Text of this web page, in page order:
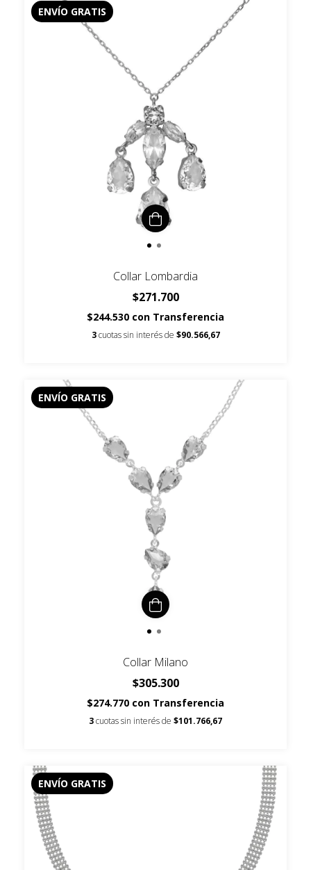
ENVÍO GRATIS
Collar Lombardia
$271.700
$244.530 con Transferencia
3 cuotas sin interés de $90.566,67
ENVÍO GRATIS
Collar Milano
$305.300
$274.770 con Transferencia
3cuotas sin interés de $101.766,67
ENVÍO GRATIS